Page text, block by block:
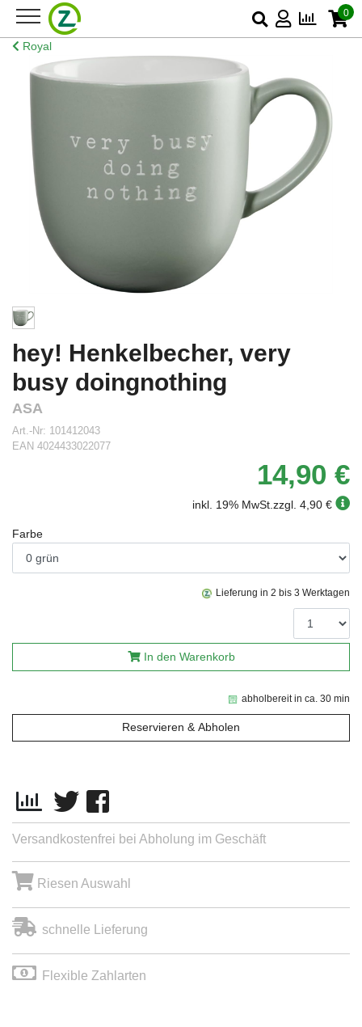
0
Royal
hey! Henkelbecher, very
busy doingnothing
ASA
Art.-Nr: 101412043
EAN 4024433022077
14,90 €
inkl. 19% MwSt.zzgl. 4,90 €
Farbe
abholbereit in ca. 30 min
Reservieren & Abholen
Lieferung in 2 bis 3 Werktagen
In den Warenkorb
Versandkostenfrei bei Abholung im Geschäft
Riesen Auswahl
schnelle Lieferung
Flexible Zahlarten